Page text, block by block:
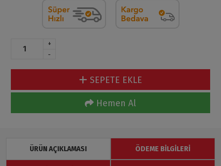
+
-
SEPETE EKLE
Hemen Al
ÜRÜN AÇIKLAMASI ÖDEME BILGILERI